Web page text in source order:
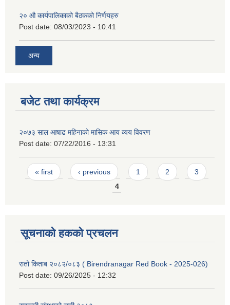
२‍० औ कार्यपालिकाको बैठकको निर्णयहरु
Post date: 08/03/2023 - 10:41
अन्य
बजेट तथा कार्यक्रम
२०७३ साल आषाढ महिनाको मासिक आय व्यय विवरण
Post date: 07/22/2016 - 13:31
Pages
« first ‹ previous 1 2
3
4
सूचनाको हकको प्रचलन
रातो किताब २०८२/०८३ ( Birendranagar Red Book - 2025-026)
Post date: 09/26/2025 - 12:32